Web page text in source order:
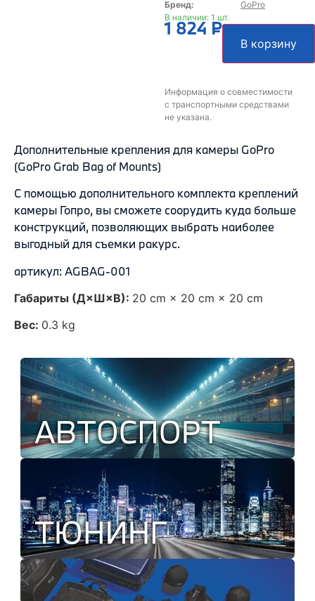
GoPro
В наличии: 1 шт.
1 824 ₽
В корзину
Информация о совместимости
с транспортными средствами
не указана.
Дополнительные крепления для камеры GoPro
(GoPro Grab Bag of Mounts)
С помощью дополнительного комплекта креплений
камеры Гопро, вы сможете соорудить куда больше
конструкций, позволяющих выбрать наиболее
выгодный для съемки ракурс.
артикул: AGBAG-001
Габариты (Д×Ш×В): 20 cm × 20 cm × 20 cm
Вес: 0.3 kg